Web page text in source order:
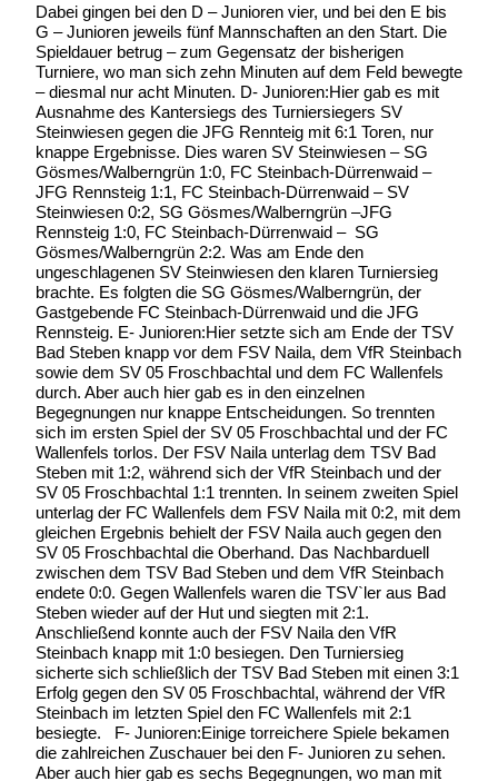
Dabei gingen bei den D – Junioren vier, und bei den E bis
G – Junioren jeweils fünf Mannschaften an den Start. Die
Spieldauer betrug – zum Gegensatz der bisherigen
Turniere, wo man sich zehn Minuten auf dem Feld bewegte
– diesmal nur acht Minuten. D- Junioren:Hier gab es mit
Ausnahme des Kantersiegs des Turniersiegers SV
Steinwiesen gegen die JFG Rennteig mit 6:1 Toren, nur
knappe Ergebnisse. Dies waren SV Steinwiesen – SG
Gösmes/Walberngrün 1:0, FC Steinbach-Dürrenwaid –
JFG Rennsteig 1:1, FC Steinbach-Dürrenwaid – SV
Steinwiesen 0:2, SG Gösmes/Walberngrün –JFG
Rennsteig 1:0, FC Steinbach-Dürrenwaid – SG
Gösmes/Walberngrün 2:2. Was am Ende den
ungeschlagenen SV Steinwiesen den klaren Turniersieg
brachte. Es folgten die SG Gösmes/Walberngrün, der
Gastgebende FC Steinbach-Dürrenwaid und die JFG
Rennsteig. E- Junioren:Hier setzte sich am Ende der TSV
Bad Steben knapp vor dem FSV Naila, dem VfR Steinbach
sowie dem SV 05 Froschbachtal und dem FC Wallenfels
durch. Aber auch hier gab es in den einzelnen
Begegnungen nur knappe Entscheidungen. So trennten
sich im ersten Spiel der SV 05 Froschbachtal und der FC
Wallenfels torlos. Der FSV Naila unterlag dem TSV Bad
Steben mit 1:2, während sich der VfR Steinbach und der
SV 05 Froschbachtal 1:1 trennten. In seinem zweiten Spiel
unterlag der FC Wallenfels dem FSV Naila mit 0:2, mit dem
gleichen Ergebnis behielt der FSV Naila auch gegen den
SV 05 Froschbachtal die Oberhand. Das Nachbarduell
zwischen dem TSV Bad Steben und dem VfR Steinbach
endete 0:0. Gegen Wallenfels waren die TSV`ler aus Bad
Steben wieder auf der Hut und siegten mit 2:1.
Anschließend konnte auch der FSV Naila den VfR
Steinbach knapp mit 1:0 besiegen. Den Turniersieg
sicherte sich schließlich der TSV Bad Steben mit einen 3:1
Erfolg gegen den SV 05 Froschbachtal, während der VfR
Steinbach im letzten Spiel den FC Wallenfels mit 2:1
besiegte. F- Junioren:Einige torreichere Spiele bekamen
die zahlreichen Zuschauer bei den F- Junioren zu sehen.
Aber auch hier gab es sechs Begegnungen, wo man mit